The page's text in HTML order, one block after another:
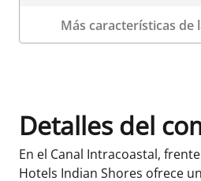
Más características de
Detalles del
En el Canal Intracoastal,
Hotels Indian Shores ofrece